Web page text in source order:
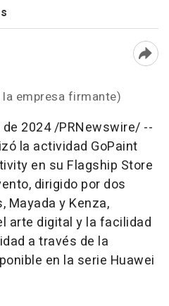
empresa firmante)
2024/PRNewswire/ --
la actividad GoPaint
en su Flagship Store
dirigido por dos
y Kenza,
arte digital y la facilidad
a través de la
en la serie Huawei